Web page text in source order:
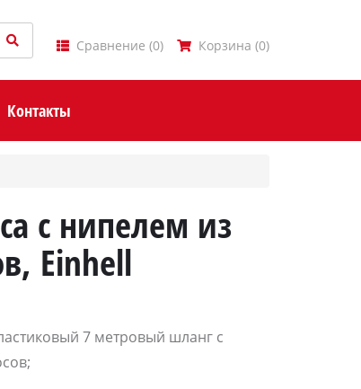
Контакты
Сравнение (0) Корзина (0)
с нипелем из
Einhell
7 метровый шланг с